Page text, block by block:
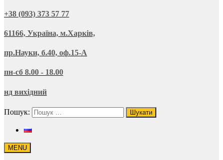
+38 (093) 373 57 77
61166, Україна, м.Харків,
пр.Науки, б.40, оф.15-А
пн-сб 8.00 - 18.00
нд вихідний
Пошук:
MENU